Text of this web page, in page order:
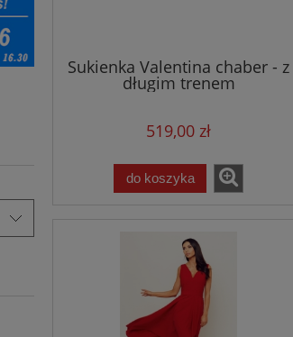
Sukienka Valentina chaber - z
długim trenem
519,00 zł
do koszyka